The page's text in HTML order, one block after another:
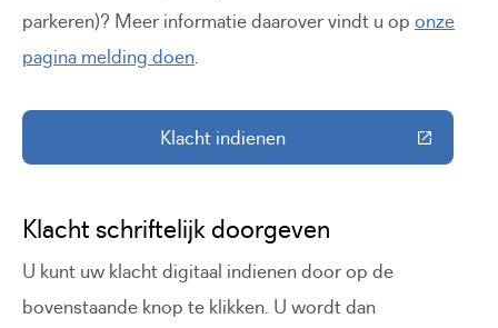
parkeren)? Meer informatie daarover vindt u op onze
pagina melding doen.
Klacht indienen(Deze link gaat naar een externe
Klacht schriftelijk doorgeven
U kunt uw klacht digitaal indienen door op de
bovenstaande knop te klikken. U wordt dan